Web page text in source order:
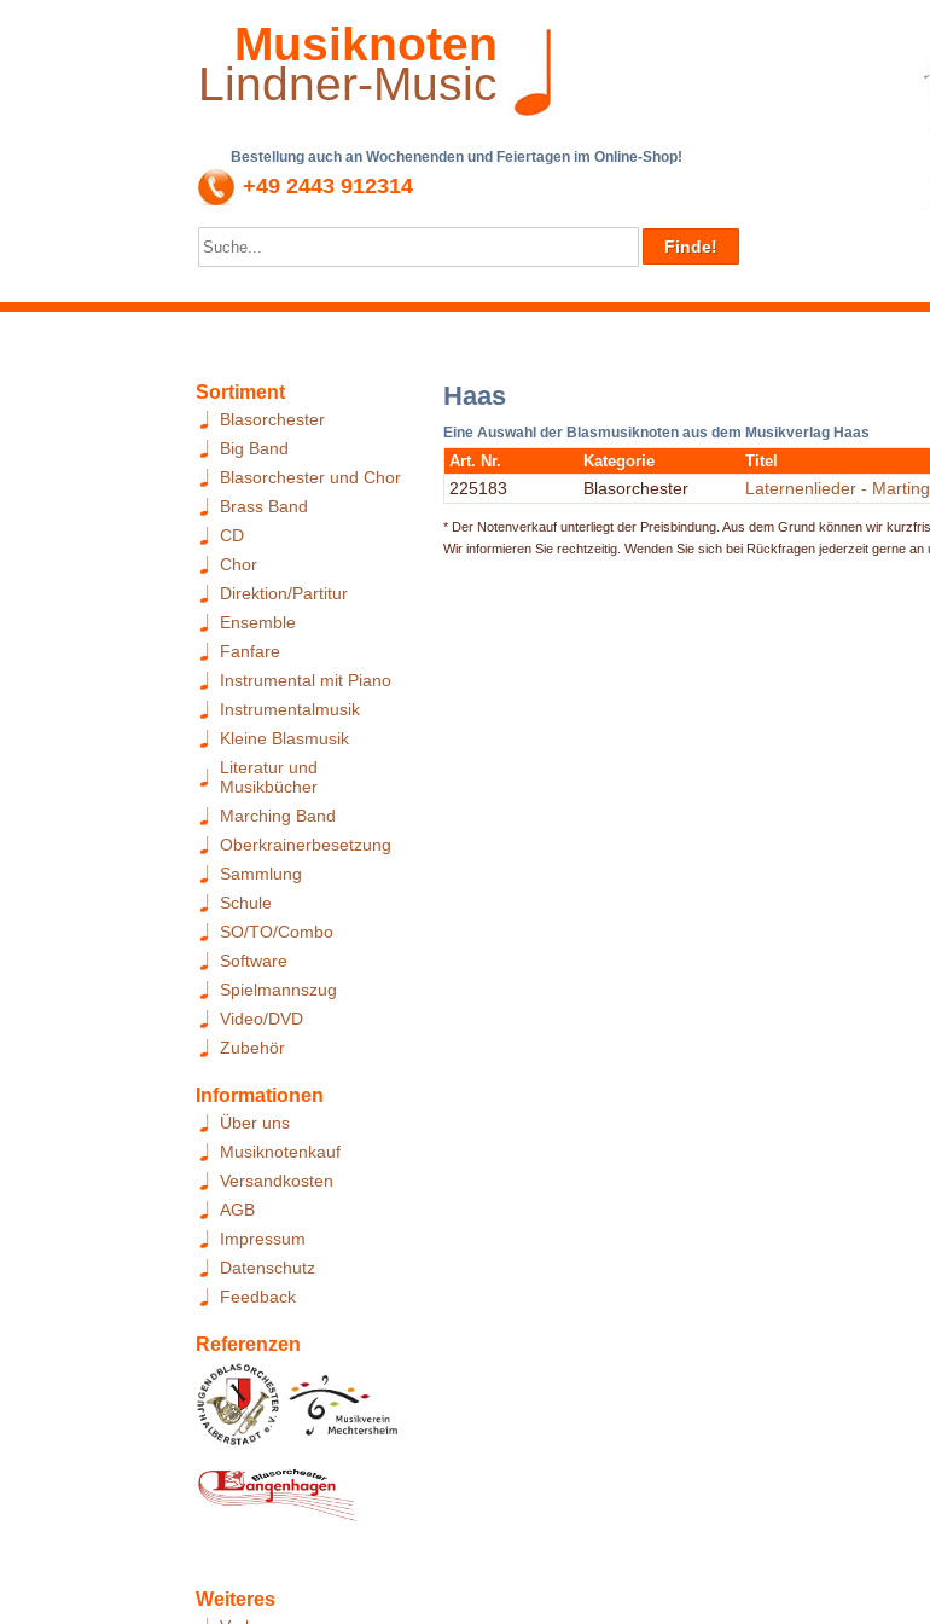
Musiknoten
Lindner-Music
Bestellung auch an Wochenenden und Feiertagen im Online-Shop!
+49 2443 912314
Sortiment
Blasorchester
Big Band
Blasorchester und Chor
Brass Band
CD
Chor
Direktion/Partitur
Ensemble
Fanfare
Instrumental mit Piano
Instrumentalmusik
Kleine Blasmusik
Literatur und
Musikbücher
Marching Band
Oberkrainerbesetzung
Sammlung
Schule
SO/TO/Combo
Software
Spielmannszug
Video/DVD
Zubehör
Informationen
Über uns
Musiknotenkauf
Versandkosten
AGB
Impressum
Datenschutz
Feedback
Referenzen
Weiteres
Haas
Eine Auswahl der Blasmusiknoten aus dem Musikverlag Haas
Art. Nr. Kategorie Titel
225183 Blasorchester Laternenlieder -
* Der Notenverkauf unterliegt der Preisbindung. Aus dem Grund können wir
Wir informieren Sie rechtzeitig. Wenden Sie sich bei Rückfragen jederzeit gerne an